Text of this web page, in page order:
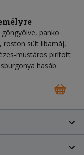
panko
roston sült libamáj,
mustáros pirított
hasáb